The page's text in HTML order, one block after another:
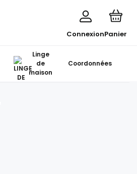
ConnexionPanier
Linge
de
maison
Coordonnées